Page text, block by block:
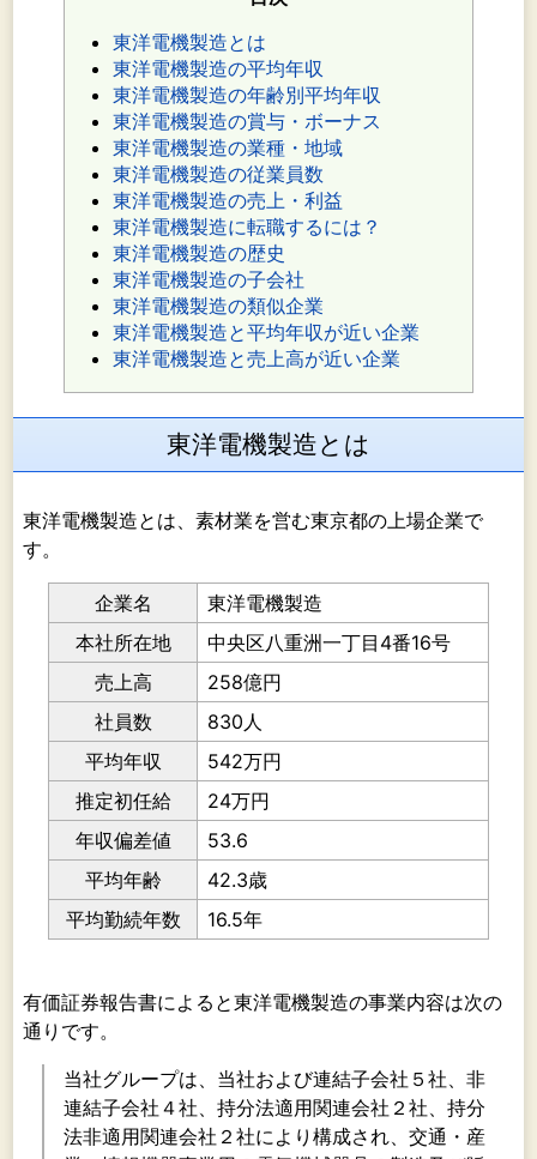
東洋電機製造とは
東洋電機製造の平均年収
東洋電機製造の年齢別平均年収
東洋電機製造の賞与・ボーナス
東洋電機製造の業種・地域
東洋電機製造の従業員数
東洋電機製造の売上・利益
東洋電機製造に転職するには？
東洋電機製造の歴史
東洋電機製造の子会社
東洋電機製造の類似企業
東洋電機製造と平均年収が近い企業
東洋電機製造と売上高が近い企業
東洋電機製造とは
東洋電機製造とは、素材業を営む東京都の上場企業で
す。
企業名
東洋電機製造
本社所在地
中央区八重洲一丁目4番16号
売上高
258億円
社員数
830人
平均年収
542万円
推定初任給
24万円
年収偏差値
53.6
平均年齢
42.3歳
平均勤続年数
16.5年
有価証券報告書によると東洋電機製造の事業内容は次の
通りです。
当社グループは、当社および連結子会社５社、非
連結子会社４社、持分法適用関連会社２社、持分
法非適用関連会社２社により構成され、交通・産